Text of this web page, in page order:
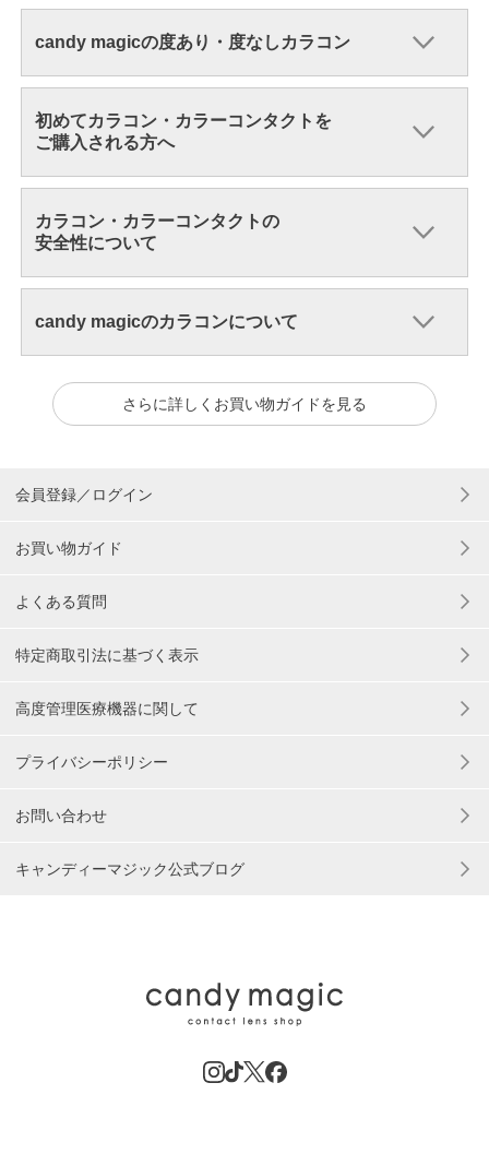
candy magicの度あり・度なしカラコン
初めてカラコン・カラーコンタクトを
ご購入される方へ
カラコン・カラーコンタクトの
安全性について
candy magicのカラコンについて
さらに詳しくお買い物ガイドを見る
会員登録／ログイン
お買い物ガイド
よくある質問
特定商取引法に基づく表示
高度管理医療機器に関して
プライバシーポリシー
お問い合わせ
キャンディーマジック公式ブログ